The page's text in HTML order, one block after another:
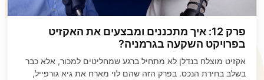
פרק 12: איך מתכננים ומבצעים את האקזיט
בפרויקט השקעה בגרמניה?
אקזיט מוצלח בנדלן לא מתחיל ברגע שמחליטים למכור, אלא כבר
בשלב בחירת הנכס. בפרק הזה שהם לוי מארח את גיא גורפייל,